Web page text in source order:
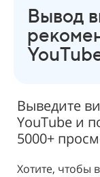
Вывод
Выведите
YouTube и
5000+
Хотите, чтобы